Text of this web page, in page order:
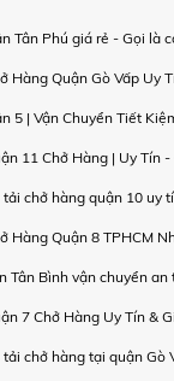
Tân Phú giá rẻ - Gọi là
Hàng Quận Gò Vấp Uy
5 | Vận Chuyển Tiết
11 Chở Hàng | Uy Tín -
chở hàng quận 10 uy
Hàng Quận 8 TPHCM
Tân Bình vận chuyển
7 Chở Hàng Uy Tín &
chở hàng tại quận Gò